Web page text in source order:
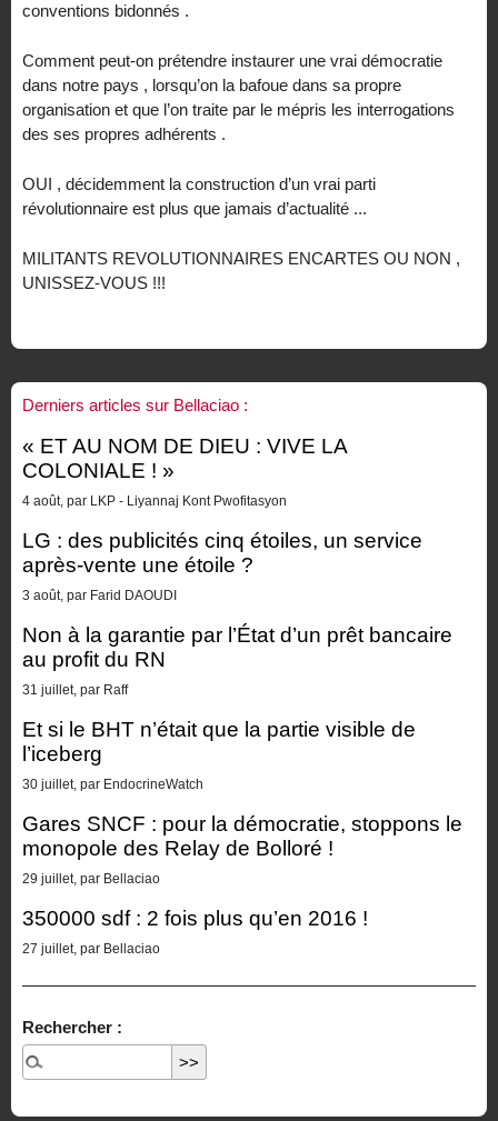
conventions bidonnés .
Comment peut-on prétendre instaurer une vrai démocratie
dans notre pays , lorsqu’on la bafoue dans sa propre
organisation et que l’on traite par le mépris les interrogations
des ses propres adhérents .
OUI , décidemment la construction d’un vrai parti
révolutionnaire est plus que jamais d’actualité ...
MILITANTS REVOLUTIONNAIRES ENCARTES OU NON ,
UNISSEZ-VOUS !!!
Derniers articles sur Bellaciao :
« ET AU NOM DE DIEU : VIVE LA
COLONIALE ! »
4 août, par LKP - Liyannaj Kont Pwofitasyon
LG : des publicités cinq étoiles, un service
après-vente une étoile ?
3 août, par Farid DAOUDI
Non à la garantie par l’État d’un prêt bancaire
au profit du RN
31 juillet, par Raff
Et si le BHT n’était que la partie visible de
l’iceberg
30 juillet, par EndocrineWatch
Gares SNCF : pour la démocratie, stoppons le
monopole des Relay de Bolloré !
29 juillet, par Bellaciao
350000 sdf : 2 fois plus qu’en 2016 !
27 juillet, par Bellaciao
Rechercher :